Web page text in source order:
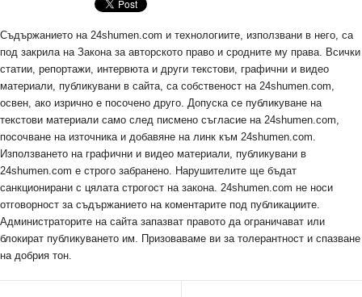
Съдържанието на 24shumen.com и технологиите, използвани в него, са
под закрила на Закона за авторското право и сродните му права. Всички
статии, репортажи, интервюта и други текстови, графични и видео
материали, публикувани в сайта, са собственост на 24shumen.com,
освен, ако изрично е посочено друго. Допуска се публикуване на
текстови материали само след писмено съгласие на 24shumen.com,
посочване на източника и добавяне на линк към 24shumen.com.
Използването на графични и видео материали, публикувани в
24shumen.com е строго забранено. Нарушителите ще бъдат
санкционирани с цялата строгост на закона. 24shumen.com не носи
отговорност за съдържанието на коментарите под публикациите.
Администраторите на сайта запазват правото да ограничават или
блокират публикуването им. Призоваваме ви за толерантност и спазване
на добрия тон.